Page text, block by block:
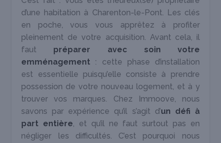
d’une habitation à Charenton-le-Pont. Les clés
en poche, vous vous apprêtez à profiter
pleinement de votre acquisition. Avant cela, il
faut préparer avec soin votre
emménagement : cette phase d’installation
est essentielle puisqu’elle consiste à prendre
possession de votre nouveau logement, et à y
trouver vos marques. Chez Immoove, nous
savons par expérience qu’il s’agit d’un défi à
part entière, et qu’il ne faut surtout pas en
négliger les difficultés. C’est pourquoi nous